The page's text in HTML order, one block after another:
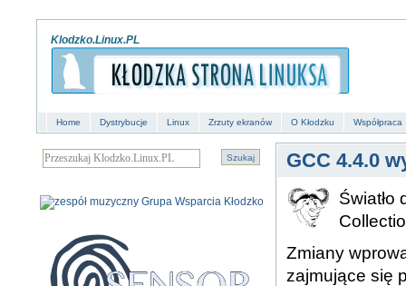
Klodzko.Linux.PL
Home Dystrybucje Linux Zrzuty ekranów O Kłodzku Współpraca
GCC 4.4.0
Światło
Zmiany
zajmujące się